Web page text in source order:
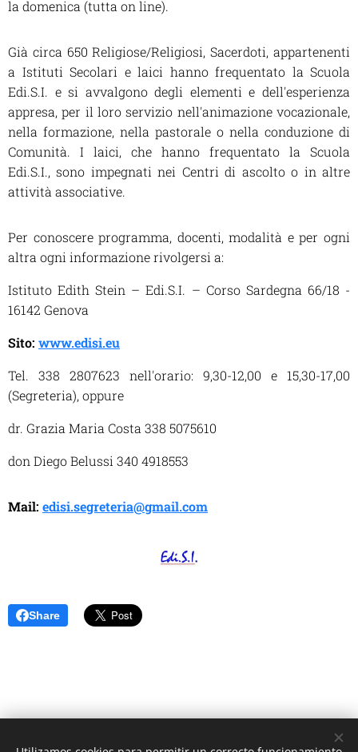
la domenica (tutta on line).
Già circa 650 Religiose/Religiosi, Sacerdoti, appartenenti
a Istituti Secolari e laici hanno frequentato la Scuola
Edi.S.I. e si avvalgono degli elementi e dell'esperienza
appresa, per il loro servizio nell'animazione vocazionale,
nella formazione, nella pastorale o nella conduzione di
Comunità. I laici, che hanno frequentato la Scuola
Edi.S.I., sono impegnati nei Centri di ascolto o in altre
attività associative.
Per conoscere programma, docenti, modalità e per ogni
altra ogni informazione rivolgersi a:
Istituto Edith Stein – Edi.S.I. – Corso Sardegna 66/18 -
16142 Genova
Sito: www.edisi.eu
Tel. 338 2807623 nell'orario: 9,30-12,00 e 15,30-17,00
(Segreteria), oppure
dr. Grazia Maria Costa 338 5075610
don Diego Belussi 340 4918553
Mail: edisi.segreteria@gmail.com
Share